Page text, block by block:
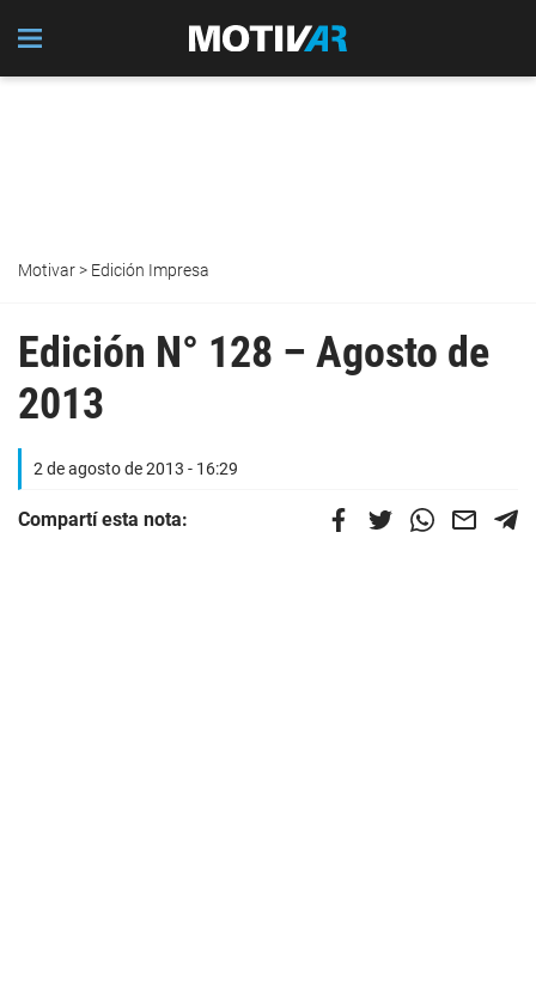
Motivar> Edición Impresa
Edición N° 128 – Agosto de
2013
2 de agosto de 2013 - 16:29
Compartí esta nota: